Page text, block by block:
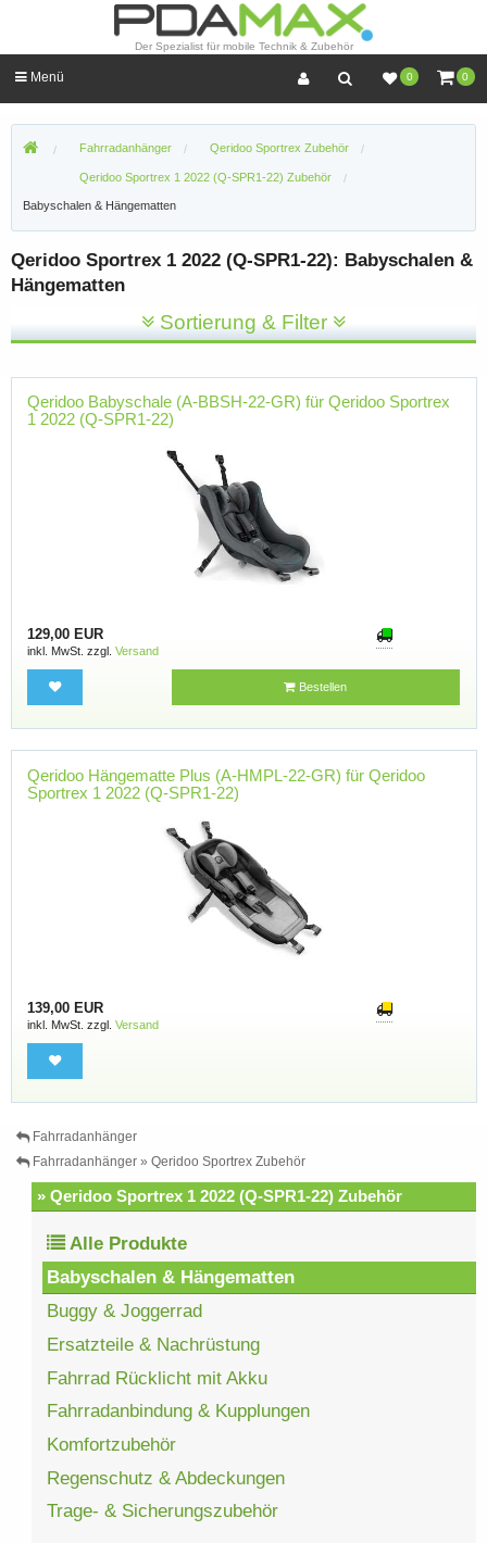
Der Spezialist für mobile Technik & Zubehör
0 0
Menü
Fahrradanhänger Qeridoo Sportrex Zubehör
Qeridoo Sportrex 1 2022 (Q-SPR1-22) Zubehör
Babyschalen & Hängematten
Qeridoo Sportrex 1 2022 (Q-SPR1-22): Babyschalen &
Hängematten
Sortierung & Filter
Qeridoo Babyschale (A-BBSH-22-GR) für Qeridoo Sportrex
1 2022 (Q-SPR1-22)
129,00 EUR
inkl. MwSt. zzgl. Versand
Bestellen
Qeridoo Hängematte Plus (A-HMPL-22-GR) für Qeridoo
Sportrex 1 2022 (Q-SPR1-22)
139,00 EUR
inkl. MwSt. zzgl. Versand
Fahrradanhänger
Fahrradanhänger » Qeridoo Sportrex Zubehör
» Qeridoo Sportrex 1 2022 (Q-SPR1-22) Zubehör
Alle Produkte
Babyschalen & Hängematten
Buggy & Joggerrad
Ersatzteile & Nachrüstung
Fahrrad Rücklicht mit Akku
Fahrradanbindung & Kupplungen
Komfortzubehör
Regenschutz & Abdeckungen
Trage- & Sicherungszubehör